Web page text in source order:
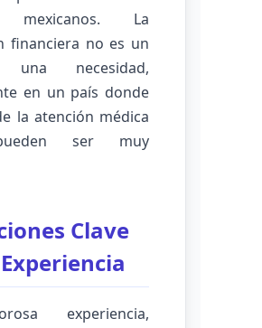
mexicanos. La
financiera no es un
necesidad,
en un país donde
la atención médica
ser muy
Clave
experiencia,